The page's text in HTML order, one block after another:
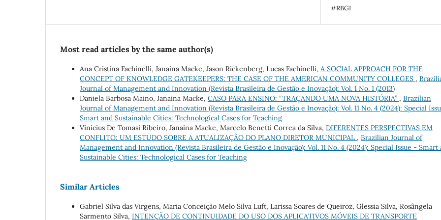
#RBGI
Most read articles by the same author(s)
Ana Cristina Fachinelli, Janaína Macke, Jason Rickenberg, Lucas Fachinelli, A SOCIAL APPROACH FOR THE
CONCEPT OF KNOWLEDGE GATEKEEPERS: THE CASE OF THE AMERICAN COMMUNITY COLLEGES ,
Journal of Management and Innovation (Revista Brasileira de Gestão e Inovação): Vol. 1 No. 1 (2013)
Daniela Barbosa Maino, Janaina Macke, CASO PARA ENSINO: “TRAÇANDO UMA NOVA HISTÓRIA” , Brazilian
Journal of Management and Innovation (Revista Brasileira de Gestão e Inovação): Vol. 11 No. 4 (2024): Special
Smart and Sustainable Cities: Technological Cases for Teaching
Vinicius De Tomasi Ribeiro, Janaina Macke, Marcelo Benetti Correa da Silva, DIFERENTES PERSPECTIVAS EM
CONFLITO: UM ESTUDO SOBRE A ATUALIZAÇÃO DO PLANO DIRETOR MUNICIPAL , Brazilian Journal of
Management and Innovation (Revista Brasileira de Gestão e Inovação): Vol. 11 No. 4 (2024): Special Issue - Smart
Sustainable Cities: Technological Cases for Teaching
Similar Articles
Gabriel Silva das Virgens, Maria Conceição Melo Silva Luft, Larissa Soares de Queiroz, Glessia Silva, Rosângela
Sarmento Silva, INTENÇÃO DE CONTINUIDADE DO USO DOS APLICATIVOS MÓVEIS DE TRANSPORTE